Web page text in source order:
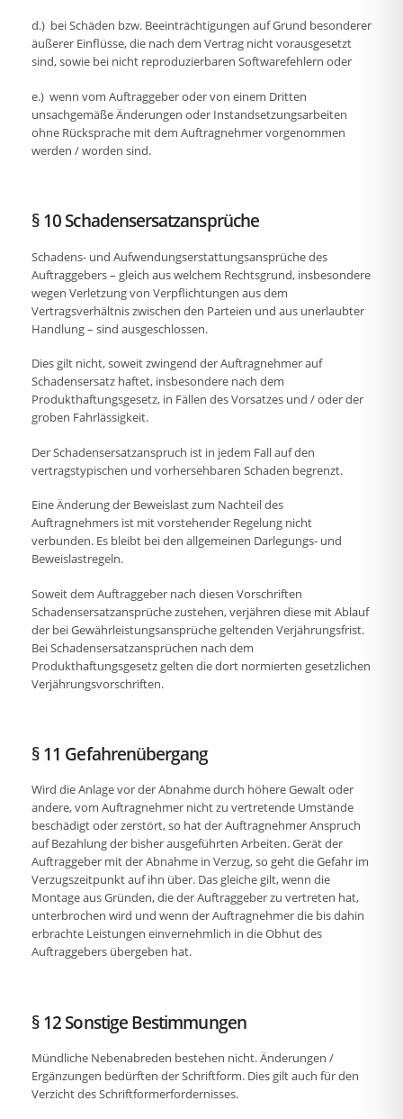
d.) bei Schäden bzw. Beeinträchtigungen auf Grund besonderer
äußerer Einflüsse, die nach dem Vertrag nicht vorausgesetzt
sind, sowie bei nicht reproduzierbaren Softwarefehlern oder
e.) wenn vom Auftraggeber oder von einem Dritten
unsachgemäße Änderungen oder Instandsetzungsarbeiten
ohne Rücksprache mit dem Auftragnehmer vorgenommen
werden / worden sind.
§ 10 Schadensersatzansprüche
Schadens- und Aufwendungserstattungsansprüche des
Auftraggebers – gleich aus welchem Rechtsgrund, insbesondere
wegen Verletzung von Verpflichtungen aus dem
Vertragsverhältnis zwischen den Parteien und aus unerlaubter
Handlung – sind ausgeschlossen.
Dies gilt nicht, soweit zwingend der Auftragnehmer auf
Schadensersatz haftet, insbesondere nach dem
Produkthaftungsgesetz, in Fällen des Vorsatzes und / oder der
groben Fahrlässigkeit.
Der Schadensersatzanspruch ist in jedem Fall auf den
vertragstypischen und vorhersehbaren Schaden begrenzt.
Eine Änderung der Beweislast zum Nachteil des
Auftragnehmers ist mit vorstehender Regelung nicht
verbunden. Es bleibt bei den allgemeinen Darlegungs- und
Beweislastregeln.
Soweit dem Auftraggeber nach diesen Vorschriften
Schadensersatzansprüche zustehen, verjähren diese mit Ablauf
der bei Gewährleistungsansprüche geltenden Verjährungsfrist.
Bei Schadensersatzansprüchen nach dem
Produkthaftungsgesetz gelten die dort normierten gesetzlichen
Verjährungsvorschriften.
§ 11 Gefahrenübergang
Wird die Anlage vor der Abnahme durch höhere Gewalt oder
andere, vom Auftragnehmer nicht zu vertretende Umstände
beschädigt oder zerstört, so hat der Auftragnehmer Anspruch
auf Bezahlung der bisher ausgeführten Arbeiten. Gerät der
Auftraggeber mit der Abnahme in Verzug, so geht die Gefahr im
Verzugszeitpunkt auf ihn über. Das gleiche gilt, wenn die
Montage aus Gründen, die der Auftraggeber zu vertreten hat,
unterbrochen wird und wenn der Auftragnehmer die bis dahin
erbrachte Leistungen einvernehmlich in die Obhut des
Auftraggebers übergeben hat.
§ 12 Sonstige Bestimmungen
Mündliche Nebenabreden bestehen nicht. Änderungen /
Ergänzungen bedürften der Schriftform. Dies gilt auch für den
Verzicht des Schriftformerfordernisses.